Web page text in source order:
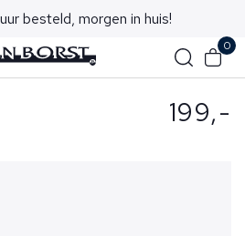
besteld, morgen in huis!
0
199,-